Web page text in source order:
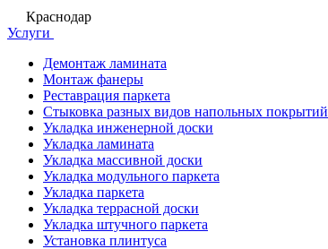
Краснодар
Услуги
Демонтаж ламината
Монтаж фанеры
Реставрация паркета
Стыковка разных видов напольных покрытий
Укладка инженерной доски
Укладка ламината
Укладка массивной доски
Укладка модульного паркета
Укладка паркета
Укладка террасной доски
Укладка штучного паркета
Установка плинтуса